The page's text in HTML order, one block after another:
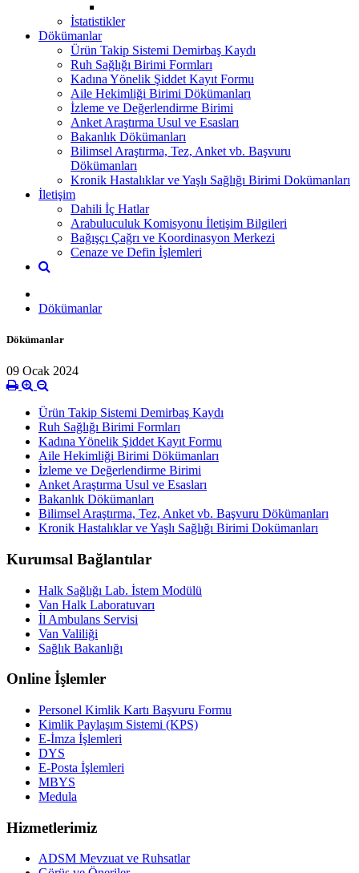
İstatistikler
Dökümanlar
Ürün Takip Sistemi Demirbaş Kaydı
Ruh Sağlığı Birimi Formları
Kadına Yönelik Şiddet Kayıt Formu
Aile Hekimliği Birimi Dökümanları
İzleme ve Değerlendirme Birimi
Anket Araştırma Usul ve Esasları
Bakanlık Dökümanları
Bilimsel Araştırma, Tez, Anket vb. Başvuru
Dökümanları
Kronik Hastalıklar ve Yaşlı Sağlığı Birimi Dokümanları
İletişim
Dahili İç Hatlar
Arabuluculuk Komisyonu İletişim Bilgileri
Bağışçı Çağrı ve Koordinasyon Merkezi
Cenaze ve Defin İşlemleri
Dökümanlar
Dökümanlar
09 Ocak 2024
Ürün Takip Sistemi Demirbaş Kaydı
Ruh Sağlığı Birimi Formları
Kadına Yönelik Şiddet Kayıt Formu
Aile Hekimliği Birimi Dökümanları
İzleme ve Değerlendirme Birimi
Anket Araştırma Usul ve Esasları
Bakanlık Dökümanları
Bilimsel Araştırma, Tez, Anket vb. Başvuru Dökümanları
Kronik Hastalıklar ve Yaşlı Sağlığı Birimi Dokümanları
Kurumsal Bağlantılar
Halk Sağlığı Lab. İstem Modülü
Van Halk Laboratuvarı
İl Ambulans Servisi
Van Valiliği
Sağlık Bakanlığı
Online İşlemler
Personel Kimlik Kartı Başvuru Formu
Kimlik Paylaşım Sistemi (KPS)
E-İmza İşlemleri
DYS
E-Posta İşlemleri
MBYS
Medula
Hizmetlerimiz
ADSM Mevzuat ve Ruhsatlar